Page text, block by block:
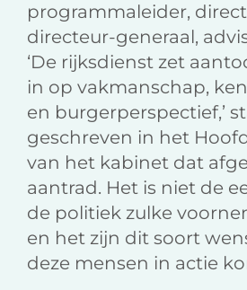
programmaleider,
directeur-generaal,
‘De rijksdienst zet
in op vakmanschap,
en burgerperspectief,’
geschreven in het
van het kabinet dat
aantrad. Het is niet de
de politiek zulke
en het zijn dit soort
deze mensen in actie